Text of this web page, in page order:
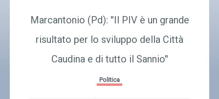
Carrello
Marcantonio (Pd): ''Il PIV è un grande
risultato per lo sviluppo della Città
Caudina e di tutto il Sannio''
Politica